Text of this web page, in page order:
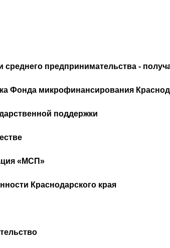
среднего предпринимательства -
Фонда микрофинансирования
поддержки
«МСП»
Краснодарского края